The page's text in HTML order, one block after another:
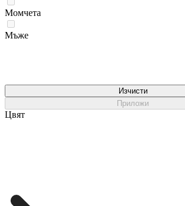
Момчета
Мъже
Изчисти
Приложи
Цвят